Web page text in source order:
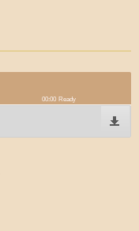
00:00 Ready